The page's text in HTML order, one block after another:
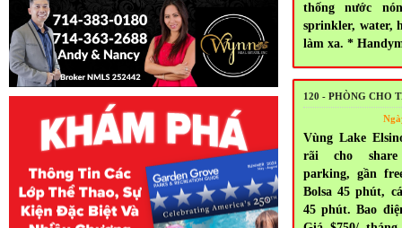
thống nước
sprinkler, water,
làm xa. *
120 - PHÒNG CHO
Vùng Lake
rãi cho
parking, gần
Bolsa 45 phút,
45 phút. Bao